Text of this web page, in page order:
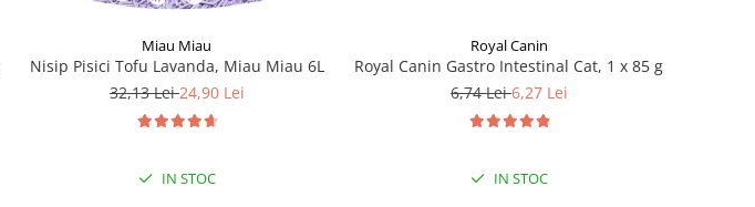
Miau Miau
Nisip Pisici Tofu Lavanda, Miau Miau 6L
32,13 Lei24,90 Lei
IN STOC
Royal Canin
Royal Canin Gastro Intestinal Cat, 1 x 85 g
6,74 Lei6,27 Lei
IN STOC